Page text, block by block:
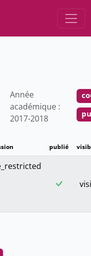
Année
académique :
2017-2018
publié